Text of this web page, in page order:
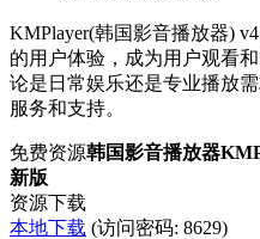
KMPlayer(韩国影音播放器)
的用户体验，成为用户观看
论是日常娱乐还是专业播放
服务和支持。
免费资源韩国影音播放器
新版
资源下载
本地下载 (访问密码: 8629)